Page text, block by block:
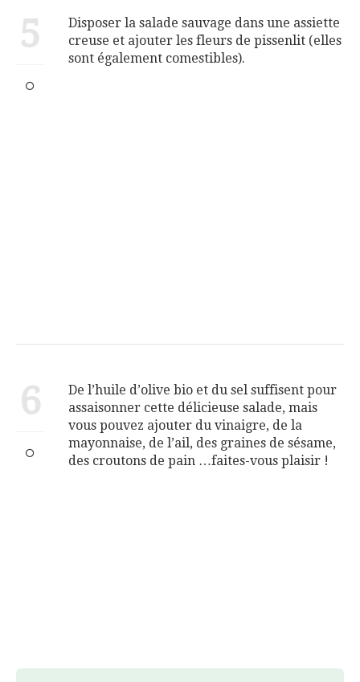
5
Disposer la salade sauvage dans une assiette
creuse et ajouter les fleurs de pissenlit (elles
sont également comestibles).
6
De l’huile d’olive bio et du sel suffisent pour
assaisonner cette délicieuse salade, mais
vous pouvez ajouter du vinaigre, de la
mayonnaise, de l’ail, des graines de sésame,
des croutons de pain …faites-vous plaisir !